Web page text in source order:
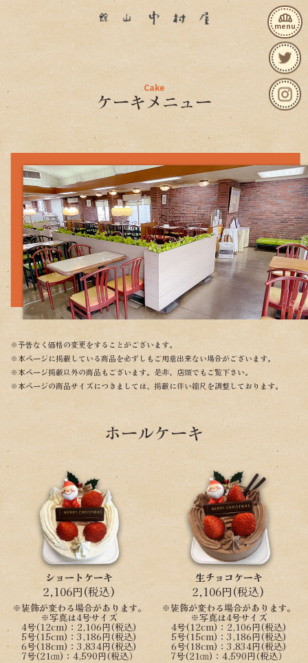
bakery_dining
menu
Cake
ケーキメニュー
※予告なく価格の変更をすることがございます。
※本ページに掲載している商品を必ずしもご用意出来ない場合がございます。
※本ページ掲載以外の商品もございます。是非、店頭でもご覧下さい。
※本ページの商品サイズにつきましては、掲載に伴い縮尺を調整しております。
ホールケーキ
ショートケーキ
2,106円(税込)
※装飾が変わる場合があります。
※写真は4号サイズ
4号(12cm)：2,106円(税込)
5号(15cm)：3,186円(税込)
6号(18cm)：3,834円(税込)
7号(21㎝)：4,590円(税込）
生チョコケーキ
2,106円(税込)
※装飾が変わる場合があります。
※写真は4号サイズ
4号(12cm)：2,106円(税込)
5号(15cm)：3,186円(税込)
6号(18cm)：3,834円(税込)
7号(21㎝)：4,590円(税込）